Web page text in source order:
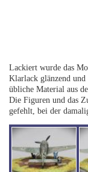
Lackiert wurde das
Klarlack glänzend
übliche Material aus
Die Figuren und das
gefehlt, bei der